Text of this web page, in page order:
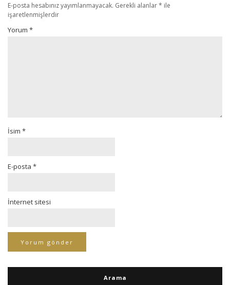
E-posta hesabınız yayımlanmayacak. Gerekli alanlar* ile
işaretlenmişlerdir
Yorum *
İsim *
E-posta *
İnternet sitesi
Arama